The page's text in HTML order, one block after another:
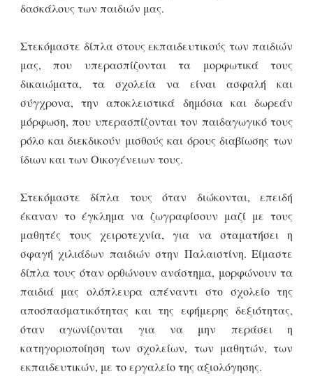
δασκάλους των παιδιών μας.
Στεκόμαστε δίπλα στους εκπαιδευτικούς των παιδιών
μας, που υπερασπίζονται τα μορφωτικά τους
δικαιώματα, τα σχολεία να είναι ασφαλή και
σύγχρονα, την αποκλειστικά δημόσια και δωρεάν
μόρφωση, που υπερασπίζονται τον παιδαγωγικό τους
ρόλο και διεκδικούν μισθούς και όρους διαβίωσης των
ίδιων και των Οικογένειων τους.
Στεκόμαστε δίπλα τους όταν διώκονται, επειδή
έκαναν το έγκλημα να ζωγραφίσουν μαζί με τους
μαθητές τους χειροτεχνία, για να σταματήσει η
σφαγή χιλιάδων παιδιών στην Παλαιστίνη. Είμαστε
δίπλα τους όταν ορθώνουν ανάστημα, μορφώνουν τα
παιδιά μας ολόπλευρα απέναντι στο σχολείο της
αποσπασματικότητας και της εφήμερης δεξιότητας,
όταν αγωνίζονται για να μην περάσει η
κατηγοριοποίηση των σχολείων, των μαθητών, των
εκπαιδευτικών, με το εργαλείο της αξιολόγησης.